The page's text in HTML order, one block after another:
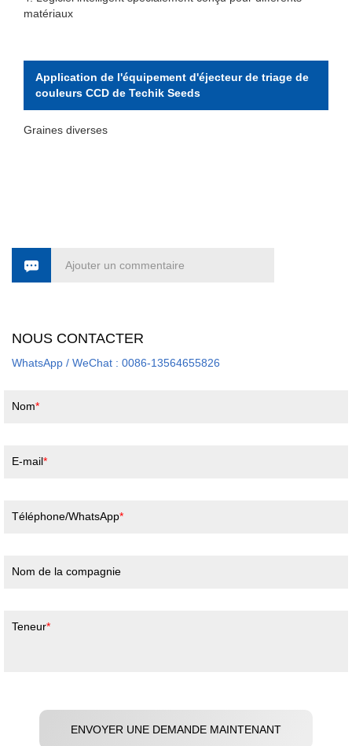
matériaux
Application de l'équipement d'éjecteur de triage de
couleurs CCD de Techik Seeds
Graines diverses
Ajouter un commentaire
NOUS CONTACTER
WhatsApp / WeChat : 0086-13564655826
Nom
E-mail
Téléphone/WhatsApp
Nom de la compagnie
Teneur
ENVOYER UNE DEMANDE MAINTENANT